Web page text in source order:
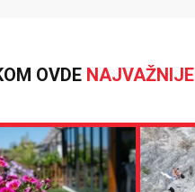
OVDE